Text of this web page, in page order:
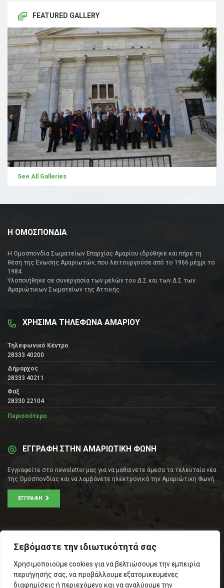
Σεβόμαστε την ιδιωτικότητά σας
Χρησιμοποιούμε cookies για να βελτιώσουμε την εμπειρία
περιήγησής σας, να προβάλλουμε εξατομικευμένες
διαφημίσεις ή περιεχόμενο και να αναλύουμε την
FEATURED GALLERY
See All Galleries
Η ΟΜΟΣΠΟΝΔΙΑ
Η Ομοσπονδία Σωματείων Επαρχίας Αμαρίου ιδρύθηκε και πήρε τη
θέση της Ένωσης Αμαριωτών, που λειτουργούσε από το 1966 μέχρι το
1984.
Υλοποιήθηκε σε συνεργασία των μελών του Δ.Σ και των Δ.Σ των
Αμαριώτικων Σωματείων της Αττικής.
ΧΡΗΣΙΜΑ ΤΗΛΕΦΩΝΑ ΑΜΑΡΙΟΥ
Τηλεφωνικό Κέντρο
28333 40200
Δήμαρχος
28333 40211
Φαξ
28330 22104
Περισσότερα
ΕΓΓΡΑΦΗ ΣΤΗΝ ΑΜΑΡΙΩΤΙΚΗ ΦΩΝΗ
Εγγραφείτε στο newsletter μας για να μαθαίνετε άμεσα τα τελευταία νέα
της Ομοσπονδίας και να λαμβάνετε ηλεκτρονικά την Αμαριώτικη Φωνή.
ΕΓΓΡΑΦΉ
Τ.Κ.: 105 53
Τηλ. – Fax: 210 33 14 346